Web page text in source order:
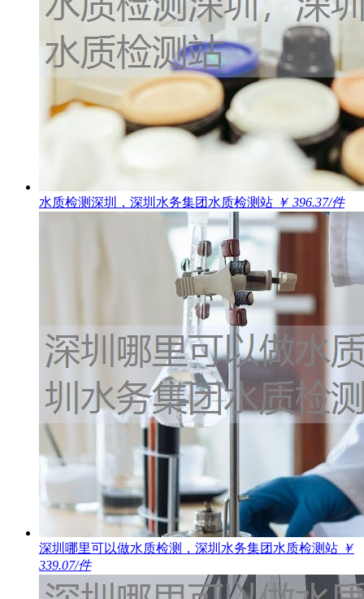
水质检测深圳，深圳水务集团水质检测站 ￥ 396.37/件
深圳哪里可以做水质检测，深圳水务集团水质检测站 ￥
339.07/件